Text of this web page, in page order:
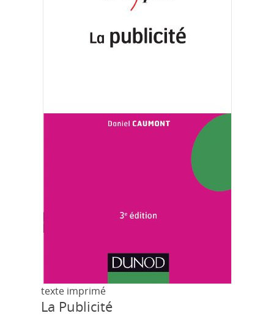
texte imprimé
La Publicité